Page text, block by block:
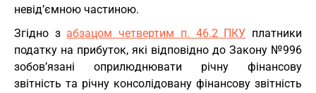
невід’ємною частиною.
Згідно з абзацом четвертим п. 46.2 ПКУ платники
податку на прибуток, які відповідно до Закону №996
зобов’язані оприлюднювати річну фінансову
звітність та річну консолідовану фінансову звітність